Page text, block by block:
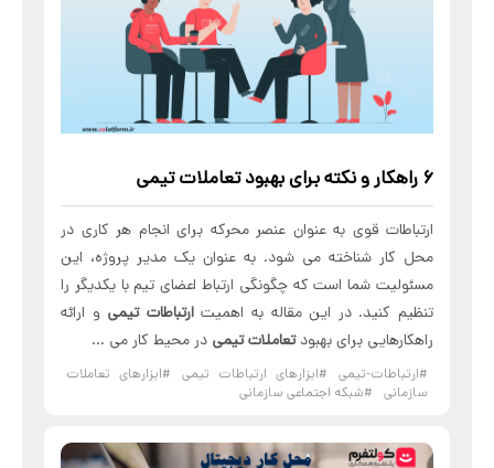
۶ راهکار و نکته برای بهبود تعاملات تیمی
ارتباطات قوی به عنوان عنصر محرکه برای انجام هر کاری در
محل کار شناخته می شود. به عنوان یک مدیر پروژه، این
مسئولیت شما است که چگونگی ارتباط اعضای تیم با یکدیگر را
تنظیم کنید. در این مقاله به اهمیتارتباطات تیمی و ارائه
راهکارهایی برای بهبودتعاملات تیمی در محیط کار می ...
#ارتباطات-تیمی #ابزارهای ارتباطات تیمی
#ابزارهای تعاملات
سازمانی
#شبکه اجتماعی سازمانی